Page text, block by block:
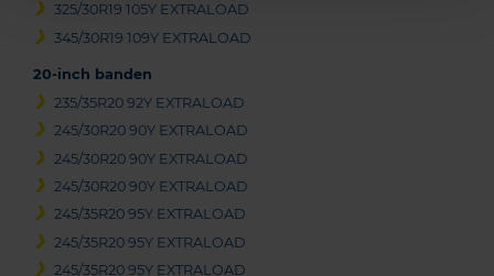
325/30R19 105Y EXTRALOAD
345/30R19 109Y EXTRALOAD
20-inch banden
235/35R20 92Y EXTRALOAD
245/30R20 90Y EXTRALOAD
245/30R20 90Y EXTRALOAD
245/30R20 90Y EXTRALOAD
245/35R20 95Y EXTRALOAD
245/35R20 95Y EXTRALOAD
245/35R20 95Y EXTRALOAD